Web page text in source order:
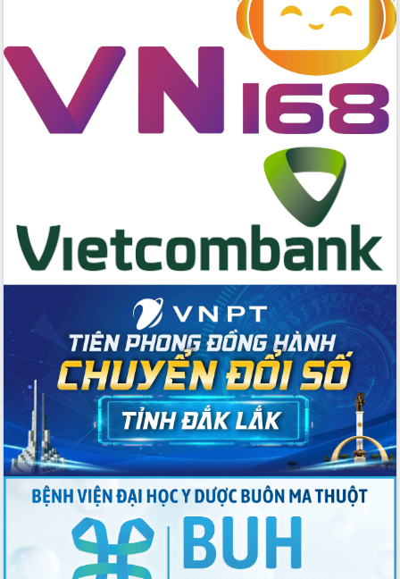
chuyển đổi số giai đoạn 2026 – 2030
với Tập đoàn Bưu chính Viễn thông
Việt Nam
Thứ trưởng Bộ Y tế làm việc với tỉnh
Đắk Lắk về phát triển nhân lực y tế
Tập huấn ứng dụng trí tuệ nhân tạo (AI)
trong thương mại điện tử năm 2026
Đoàn đại biểu Quốc hội tỉnh Đắk Lắk
trao đổi thông tin trước Kỳ họp thứ
Quyết liệt cải cách hành chính, khơi
thông nguồn lực phát triển
Nâng cao hiệu lực, hiệu quả HĐND
tỉnh thông qua hiện đại hóa hành chính
Xã Ea Phê gắn cải cách hành chính với
chuyển đổi số
Phó Chủ tịch Thường trực UBND tỉnh
Hồ Thị Nguyên Thảo làm việc tại Trung
tâm Phục vụ hành chính công xã Ea
Phê
Xây dựng nền hành chính số đồng
hành cùng nông dân dân, doanh nghiệp
Giai đoạn 2026-2030, Đắk Lắk phấn